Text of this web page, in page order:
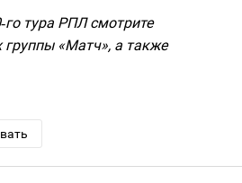
тура РПЛ смотрите
группы «Матч», а также